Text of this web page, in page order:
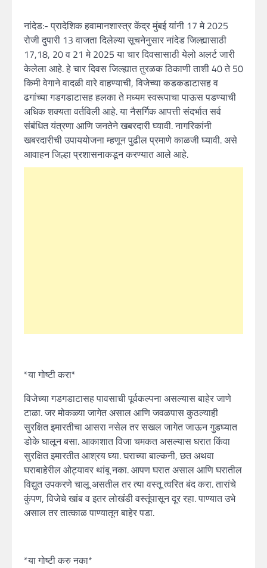
नांदेड:- प्रादेशिक हवामानशास्त्र केंद्र मुंबई यांनी 17 मे 2025
रोजी दुपारी 13 वाजता दिलेल्या सूचनेनुसार नांदेड जिल्ह्यासाठी
17,18, 20 व 21 मे 2025 या चार दिवसासाठी येलो अलर्ट जारी
केलेला आहे. हे चार दिवस जिल्ह्यात तुरळक ठिकाणी ताशी 40 ते 50
किमी वेगाने वादळी वारे वाहण्याची, विजेच्या कडकडाटासह व
ढगांच्या गडगडाटासह हलका ते मध्यम स्वरूपाचा पाऊस पडण्याची
अधिक शक्यता वर्तविली आहे. या नैसर्गिक आपत्ती संदर्भात सर्व
संबंधित यंत्रणा आणि जनतेने खबरदारी घ्यावी. नागरिकांनी
खबरदारीची उपाययोजना म्हणून पुढील प्रमाणे काळजी घ्यावी. असे
आवाहन जिल्हा प्रशासनाकडून करण्यात आले आहे.
*या गोष्टी करा*
विजेच्या गडगडाटासह पावसाची पूर्वकल्पना असल्यास बाहेर जाणे
टाळा. जर मोकळ्या जागेत असाल आणि जवळपास कुठल्याही
सुरक्षित इमारतीचा आसरा नसेल तर सखल जागेत जाऊन गुडघ्यात
डोके घालून बसा. आकाशात विजा चमकत असल्यास घरात किंवा
सुरक्षित इमारतीत आश्रय घ्या. घराच्या बाल्कनी, छत अथवा
घराबाहेरील ओट्यावर थांबू नका. आपण घरात असाल आणि घरातील
विद्युत उपकरणे चालू असतील तर त्या वस्तू त्वरित बंद करा. तारांचे
कुंपण, विजेचे खांब व इतर लोखंडी वस्तूंपासून दूर रहा. पाण्यात उभे
असाल तर तात्काळ पाण्यातून बाहेर पडा.
*या गोष्टी करु नका*